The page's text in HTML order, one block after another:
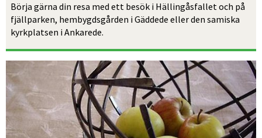
Börja gärna din resa med ett besök i Hällingåsfallet och på
fjällparken, hembygdsgården i Gäddede eller den samiska
kyrkplatsen i Ankarede.